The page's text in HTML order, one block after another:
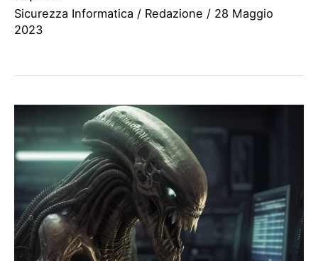
Sicurezza Informatica / Redazione / 28 Maggio
2023